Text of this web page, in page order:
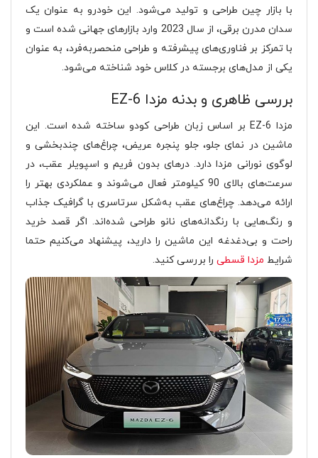
با بازار چین طراحی و تولید می‌شود. این خودرو به عنوان یک
سدان مدرن برقی، از سال 2023 وارد بازارهای جهانی شده است و
با تمرکز بر فناوری‌های پیشرفته و طراحی منحصر‌به‌فرد، به عنوان
یکی از مدل‌های برجسته در کلاس خود شناخته می‌شود.
بررسی ظاهری و بدنه مزدا EZ-6
مزدا EZ-6 بر اساس زبان طراحی کودو ساخته شده است. این
ماشین در نمای جلو، جلو پنجره عریض، چراغ‌های چندبخشی و
لوگوی نورانی مزدا دارد. درهای بدون فریم و اسپویلر عقب، در
سرعت‌های بالای 90 کیلومتر فعال می‌شوند و عملکردی بهتر را
ارائه می‌دهد. چراغ‌های عقب به‌شکل سرتاسری با گرافیک جذاب
و رنگ‌هایی با رنگدانه‌های نانو طراحی شده‌اند. اگر قصد خرید
راحت و بی‌دغدغه این ماشین را دارید، پیشنهاد می‌کنیم حتما
شرایط مزدا قسطی را بررسی کنید.